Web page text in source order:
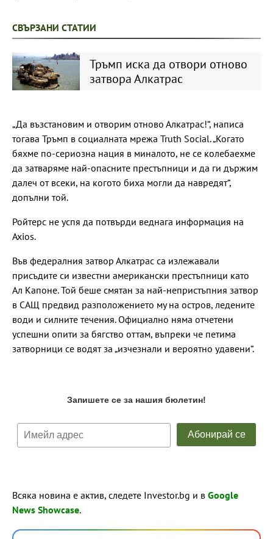
СВЪРЗАНИ СТАТИИ
Тръмп иска да отвори отново
затвора Алкатрас
„Да възстановим и отворим отново Алкатрас!“, написа
тогава Тръмп в социалната мрежа Truth Social. „Когато
бяхме по-сериозна нация в миналото, не се колебаехме
да затваряме най-опасните престъпници и да ги държим
далеч от всеки, на когото биха могли да навредят“,
допълни той.
Ройтерс не успя да потвърди веднага информация на
Axios.
Във федералния затвор Алкатрас са излежавали
присъдите си известни американски престъпници като
Ал Капоне. Той беше смятан за най-непристъпния затвор
в САЩ предвид разположението му на остров, ледените
води и силните течения. Официално няма отчетени
успешни опити за бягство оттам, въпреки че петима
затворници се водят за „изчезнали и вероятно удавени“.
Всяка новина е актив, следете Investor.bg и в Google
News Showcase.